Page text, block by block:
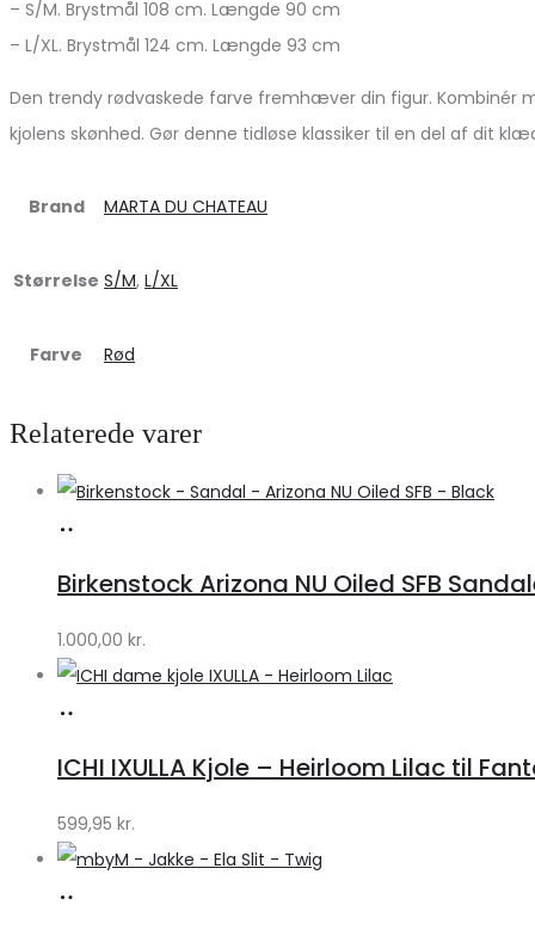
– S/M. Brystmål 108 cm. Længde 90 cm
– L/XL. Brystmål 124 cm. Længde 93 cm
Den trendy rødvaskede farve fremhæver din figur. Kombinér
kjolens skønhed. Gør denne tidløse klassiker til en del af dit
Brand MARTA DU CHATEAU
Størrelse S/M, L/XL
Farve Rød
Relaterede varer
Lykke
by
Lykke
Birkenstock Arizona NU Oiled SFB
1.000,00 kr.
Klædeskabet.dk
ICHI IXULLA Kjole – Heirloom Lilac til
599,95 kr.